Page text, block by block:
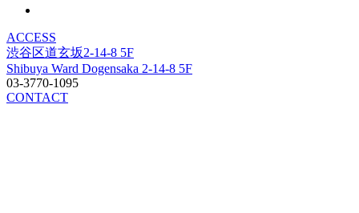
ACCESS
渋谷区道玄坂2-14-8 5F
Shibuya Ward Dogensaka 2-14-8 5F
03-3770-1095
CONTACT